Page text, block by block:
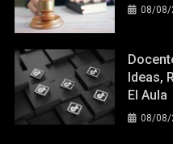
08/08/
Ideas,
El Aula
08/08/